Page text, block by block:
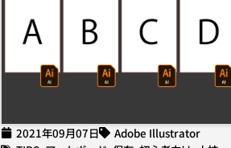
2021年09月07日
Adobe Illustrator